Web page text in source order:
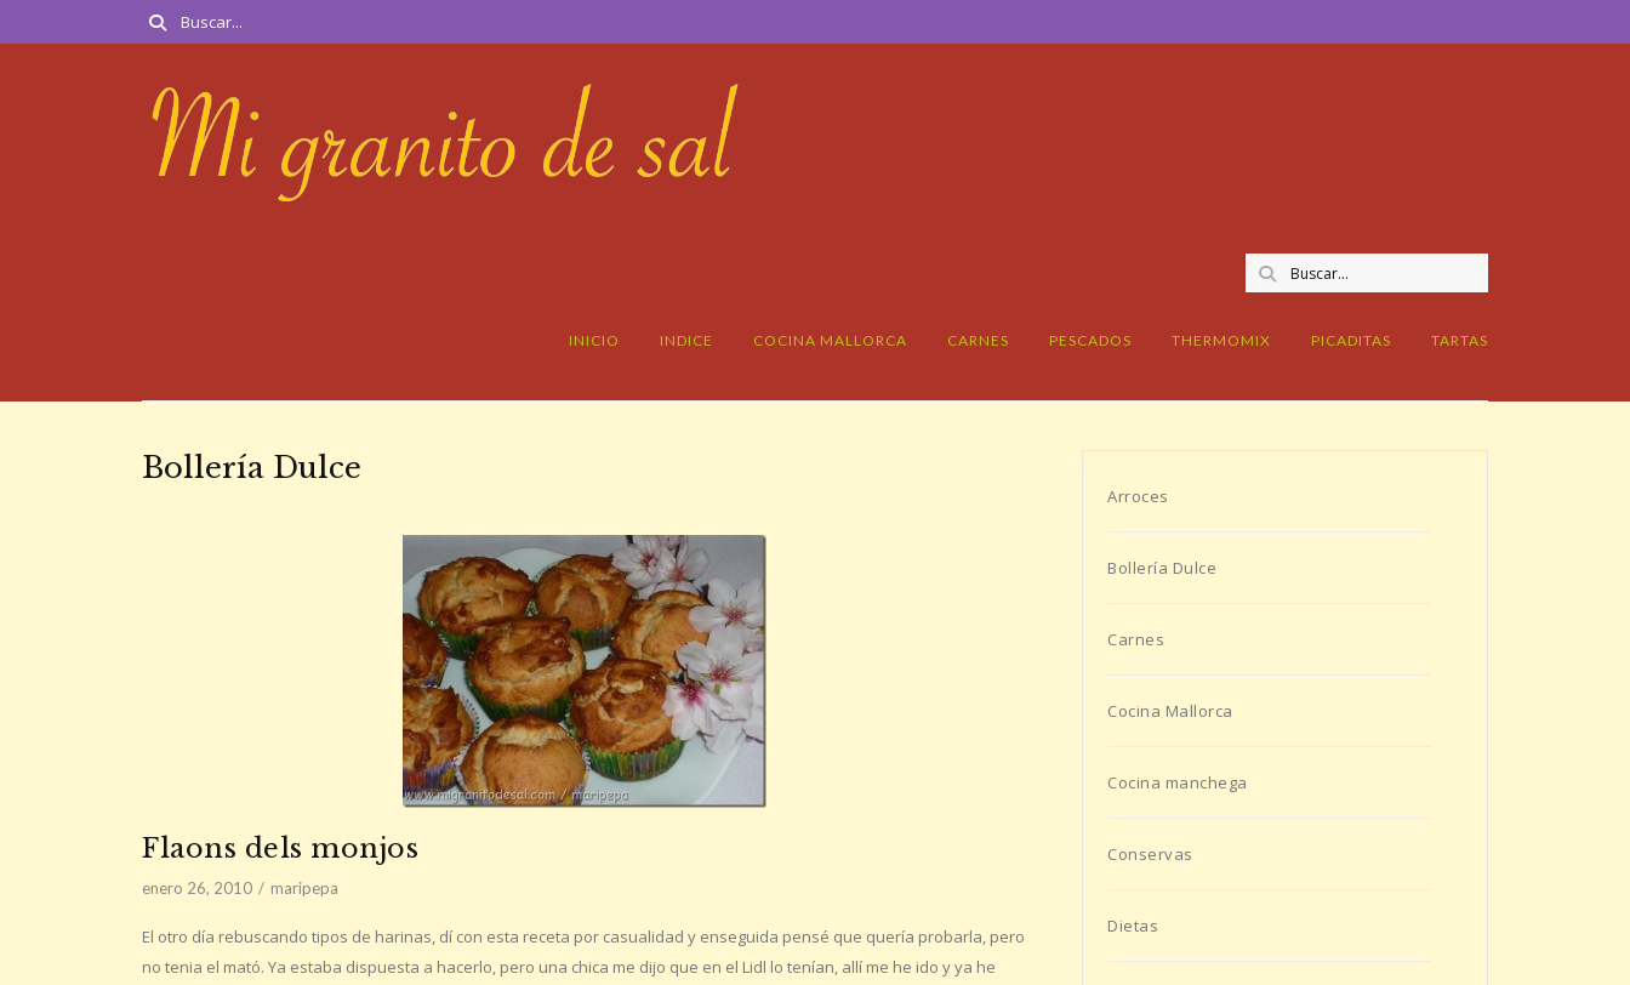
INICIO INDICE COCINA MALLORCA CARNES PESCADOS THERMOMIX PICADITAS TARTAS
Bollería Dulce
Flaons dels monjos
enero 26, 2010 maripepa
El otro día rebuscando tipos de harinas, dí con esta receta por casualidad y enseguida pensé que quería probarla, pero
no tenia el mató. Ya estaba dispuesta a hacerlo, pero una chica me dijo que en el Lidl lo tenían, allí me he ido y ya he
Arroces
Bollería Dulce
Carnes
Cocina Mallorca
Cocina manchega
Conservas
Dietas